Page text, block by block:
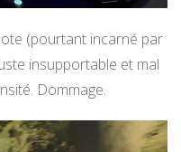
(pourtant incarné par
insupportable et mal
Dommage.